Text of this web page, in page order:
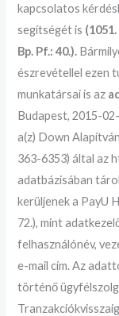
kapcsolatos
segítségét is
Bp. Pf.: 40.).
észrevétellel ezen
munkatársai is az
Budapest, 2015-
a(z) Down
363-6353) által az
adatbázisában
kerüljenek a PayU
72.), mint
felhasználónév,
e-mail cím. Az
történő